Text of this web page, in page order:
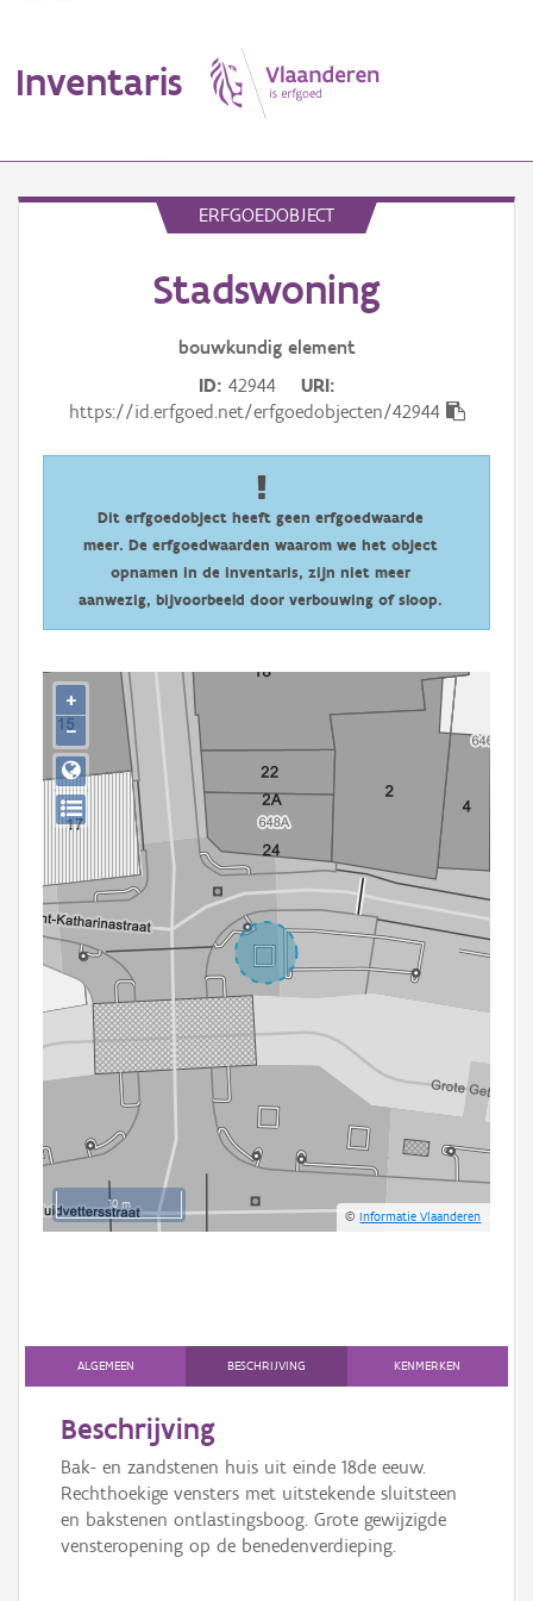
Inventaris
Persoon of collectief
Downloads
Aanmelden
ERFGOEDOBJECT
Stadswoning
bouwkundig element
ID 42944
URI
https://id.erfgoed.net/erfgoedobjecten/42944
Dit erfgoedobject heeft geen erfgoedwaarde
meer. De erfgoedwaarden waarom we het object
opnamen in de inventaris, zijn niet meer
aanwezig, bijvoorbeeld door verbouwing of sloop.
10 m
©Informatie Vlaanderen
+
−
ALGEMEEN BESCHRIJVING KENMERKEN
Beschrijving
Bak- en zandstenen huis uit einde 18de eeuw.
Rechthoekige vensters met uitstekende sluitsteen
en bakstenen ontlastingsboog. Grote gewijzigde
vensteropening op de benedenverdieping.